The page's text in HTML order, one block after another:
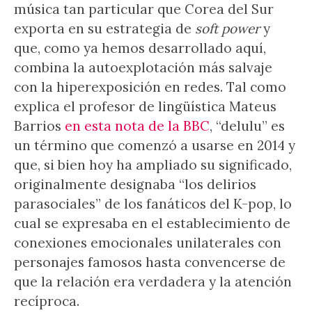
música tan particular que Corea del Sur
exporta en su estrategia de soft powery
que, como ya hemos desarrollado aquí,
combina la autoexplotación más salvaje
con la hiperexposición en redes. Tal como
explica el profesor de lingüística Mateus
Barrios en esta nota de la BBC, “delulu” es
un término que comenzó a usarse en 2014 y
que, si bien hoy ha ampliado su significado,
originalmente designaba “los delirios
parasociales” de los fanáticos del K-pop, lo
cual se expresaba en el establecimiento de
conexiones emocionales unilaterales con
personajes famosos hasta convencerse de
que la relación era verdadera y la atención
recíproca.